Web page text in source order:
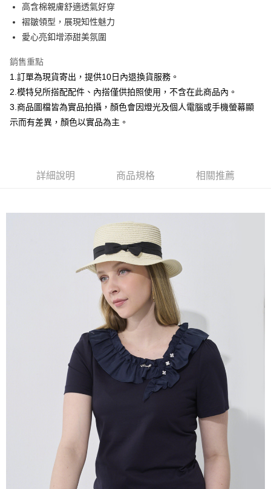
上海商業儲蓄銀行
國泰世華商業銀行
臺灣中小企業銀行
聯邦商業銀行
元大商業銀行
永豐商業銀行
台新國際商業銀行
中國信託商業銀行
台灣樂天信用卡公司
LINE Pay
Apple Pay
悠遊付
Google Pay
大哥付你分期
2.付款方式選擇「大哥付你分期」，訂單成立後會自動跳轉到大哥付的交易
流程，驗證手機門號後，選擇欲分期的期數、繳款截止日，確認付款後即完
4.訂單成立30分鐘內，如未前往確認交易或遇審核未通過，訂單將自動取
消。如遇「轉專審核」未通過狀況，表示未達大哥付你分期系統評分，恕無
1.分期款項不併入電信帳單，「大哥付你分期」於每月結算日後寄送繳費提
2.透過簡訊連結打開帳單後，可選擇「超商條碼／台灣大直營門市／銀行轉
帳／街口支付／iPASS MONEY」等通路繳費。
1.本服務係由「台灣大哥大股份有限公司」（以下簡稱本公司）所提供，讓
用戶於交易時，得透過本服務購買商品或服務，並由商店將買賣／分期付款
買賣價金債權讓與本公司後，依約使用本公司帳單繳交帳款。
2.基於同意付款使用「大哥付你分期」之契約關係目的，商店將以您的個人
資料（包含姓名、電話或地址）提供予台灣大哥大進項蒐集、處理及利用，
由本公司與您本人進行分期帳單所需資料之確認、核對及更正。
3.完整用戶服務條款，請詳閱以下連結：
https://oppay.tw/userRule
相關說明
２．便利：只要手機號碼，簡訊認證，即可結帳。
３．安心：先確認商品／服務後，再付款。
【「AFTEE先享後付」結帳流程】
１．於結帳方式選擇「AFTEE先享後付」後，將跳轉至「AFTEE先享後付」
結帳頁面，進行簡訊認證並確認金額後，即可完成結帳。
２．訂單成立數日內，您將收到繳費通知簡訊。
３．收到繳費通知簡訊後14天內，點擊此簡訊中的連結，可透過四大超商／
ATM／網路銀行／等多元方式進行付款，方視為交易完成。
※ 請注意：結帳手續完成當下不需立刻繳費，但若您需要取消訂單，請聯絡
購買商品的店家。未經商家同意取消之訂單仍視為有效，需透過AFTEE先享
後付繳納相關費用。
※ 交易是否成功請以「AFTEE先享後付 」之結帳頁面顯示為準，若有關於
是否繳費成功／繳費後需取消欲退款等相關疑問，請聯繫「AFTEE先享後付
https://netprotections.freshdesk.com/support/home
１．透過由恩沛科技股份有限公司提供之「AFTEE先享後付」服務完成之交
易，需依本服務之必要範圍內提供個人資料，並將交易相關給付款項請求債
權轉讓予恩沛科技股份有限公司。
２．關於個人資料處理事宜，請瀏覽以下網址：
https://aftee.tw/terms/#terms3
３．未成年的使用者請事先徵得法定代理人或監護人之同意方可使用
「AFTEE先享後付」，若未經同意申辦者引起之損失，本公司不負相關責
每筆NT$120，滿NT$2,000(含以上)免運費
每筆NT$120，滿NT$2,000(含以上)免運費
每筆NT$120，滿NT$2,000(含以上)免運費
高含棉親膚舒適透氣好穿
褶皺領型，展現知性魅力
愛心亮釦增添甜美氛圍
銷售重點
1.訂單為現貨寄出，提供10日內退換貨服務。
2.模特兒所搭配配件、內搭僅供拍照使用，不含在此商品內。
3.商品圖檔皆為實品拍攝，顏色會因燈光及個人電腦或手機螢幕顯
示而有差異，顏色以實品為主。
詳細說明 商品規格 相關推薦